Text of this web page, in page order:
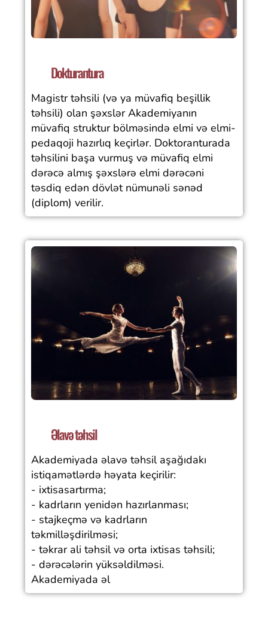
Dokturantura
Magistr təhsili (və ya müvafiq beşillik
təhsili) olan şəxslər Akademiyanın
müvafiq struktur bölməsində elmi və elmi-
pedaqoji hazırlıq keçirlər. Doktoranturada
təhsilini başa vurmuş və müvafiq elmi
dərəcə almış şəxslərə elmi dərəcəni
təsdiq edən dövlət nümunəli sənəd
(diplom) verilir.
Əlavə təhsil
Akademiyada əlavə təhsil aşağıdakı
istiqamətlərdə həyata keçirilir:
- ixtisasartırma;
- kadrların yenidən hazırlanması;
- stajkeçmə və kadrların
təkmilləşdirilməsi;
- təkrar ali təhsil və orta ixtisas təhsili;
- dərəcələrin yüksəldilməsi.
Akademiyada əl